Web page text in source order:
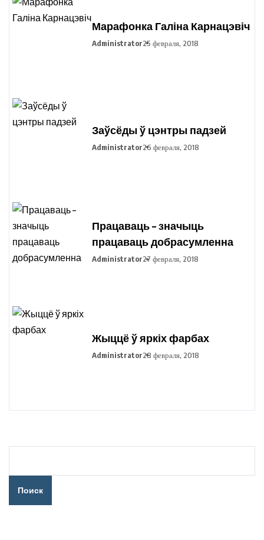
Марафонка Галіна Карнацэвіч
Administrator25 февраля, 2018
Заўсёды ў цэнтры падзей
Administrator26 февраля, 2018
Працаваць – значыць
працаваць добрасумленна
Administrator27 февраля, 2018
Жыццё ў яркіх фарбах
Administrator28 февраля, 2018
Поиск